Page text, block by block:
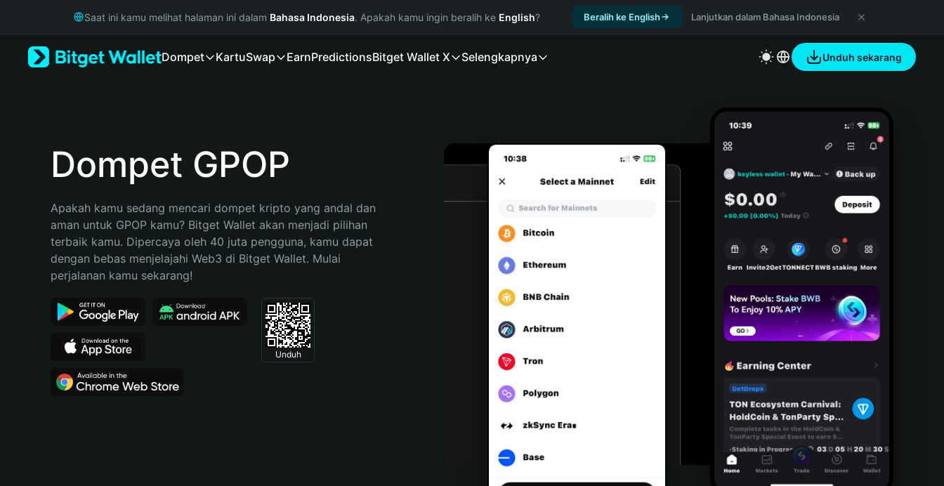
Русский
Bahasa Indonesia
Español (Argentina)
Saat ini kamu melihat halaman ini dalam Bahasa Indonesia. Apakah kamu ingin beralih ke English? Beralih ke English Lanjutkan dalam Bahasa Indonesia
Dompet KartuSwap EarnPredictionsBitget Wallet X Selengkapnya Unduh sekarang
Dompet GPOP
Apakah kamu sedang mencari dompet kripto yang andal dan
aman untuk GPOP kamu? Bitget Wallet akan menjadi pilihan
terbaik kamu. Dipercaya oleh 40 juta pengguna, kamu dapat
dengan bebas menjelajahi Web3 di Bitget Wallet. Mulai
perjalanan kamu sekarang!
Unduh